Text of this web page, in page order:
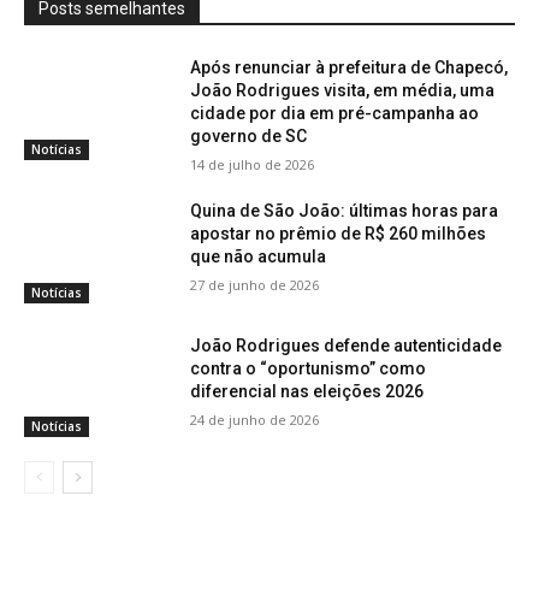
Posts semelhantes
Notícias
Após renunciar à prefeitura de Chapecó,
João Rodrigues visita, em média, uma
cidade por dia em pré-campanha ao
governo de SC
14 de julho de 2026
Notícias
Quina de São João: últimas horas para
apostar no prêmio de R$ 260 milhões
que não acumula
27 de junho de 2026
Notícias
João Rodrigues defende autenticidade
contra o “oportunismo” como
diferencial nas eleições 2026
24 de junho de 2026